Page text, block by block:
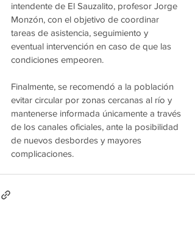
intendente de El Sauzalito, profesor Jorge
Monzón, con el objetivo de coordinar
tareas de asistencia, seguimiento y
eventual intervención en caso de que las
condiciones empeoren.
Finalmente, se recomendó a la población
evitar circular por zonas cercanas al río y
mantenerse informada únicamente a través
de los canales oficiales, ante la posibilidad
de nuevos desbordes y mayores
complicaciones.